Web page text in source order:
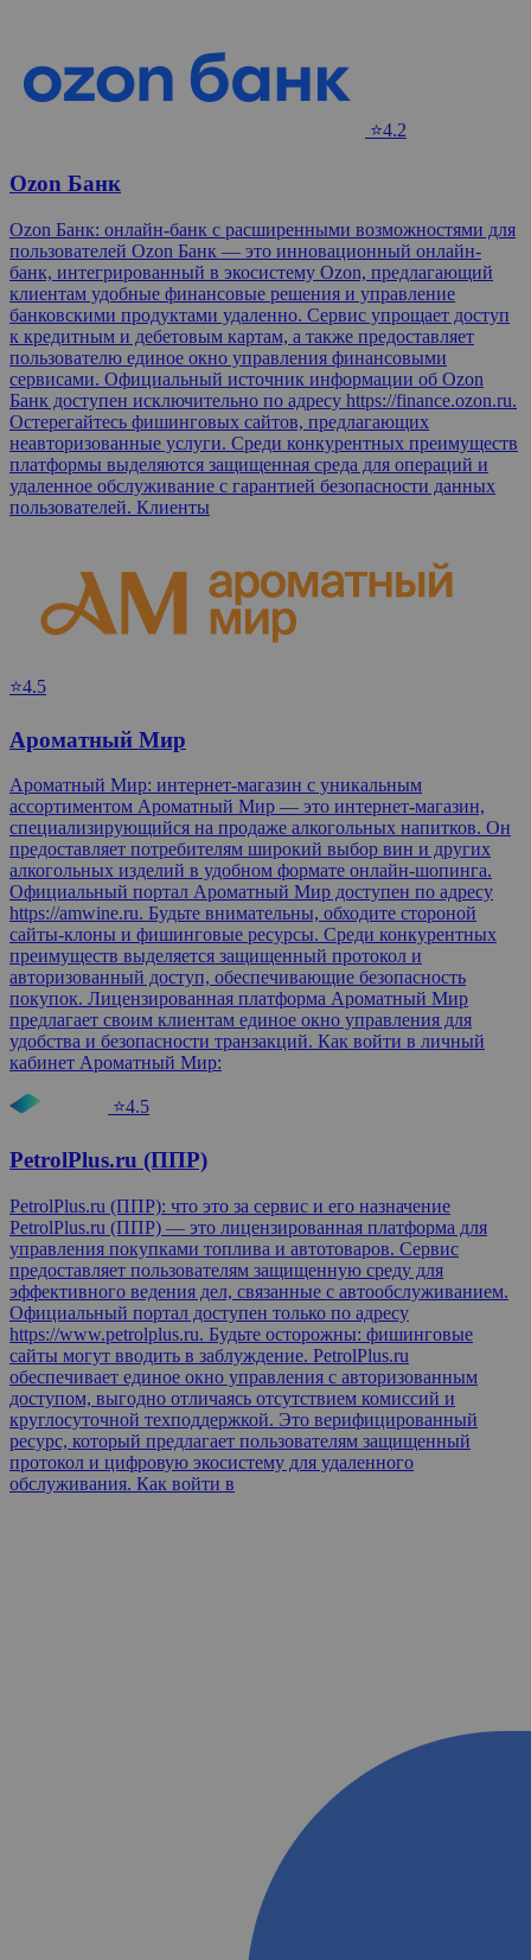
⭐4.2
Ozon Банк
Ozon Банк: онлайн-банк с расширенными возможностями для
пользователей Ozon Банк — это инновационный онлайн-
банк, интегрированный в экосистему Ozon, предлагающий
клиентам удобные финансовые решения и управление
банковскими продуктами удаленно. Сервис упрощает доступ
к кредитным и дебетовым картам, а также предоставляет
пользователю единое окно управления финансовыми
сервисами. Официальный источник информации об Ozon
Банк доступен исключительно по адресу https://finance.ozon.ru.
Остерегайтесь фишинговых сайтов, предлагающих
неавторизованные услуги. Среди конкурентных преимуществ
платформы выделяются защищенная среда для операций и
удаленное обслуживание с гарантией безопасности данных
пользователей. Клиенты
⭐4.5
Ароматный Мир
Ароматный Мир: интернет-магазин с уникальным
ассортиментом Ароматный Мир — это интернет-магазин,
специализирующийся на продаже алкогольных напитков. Он
предоставляет потребителям широкий выбор вин и других
алкогольных изделий в удобном формате онлайн-шопинга.
Официальный портал Ароматный Мир доступен по адресу
https://amwine.ru. Будьте внимательны, обходите стороной
сайты-клоны и фишинговые ресурсы. Среди конкурентных
преимуществ выделяется защищенный протокол и
авторизованный доступ, обеспечивающие безопасность
покупок. Лицензированная платформа Ароматный Мир
предлагает своим клиентам единое окно управления для
удобства и безопасности транзакций. Как войти в личный
кабинет Ароматный Мир:
⭐4.5
PetrolPlus.ru (ППР)
PetrolPlus.ru (ППР): что это за сервис и его назначение
PetrolPlus.ru (ППР) — это лицензированная платформа для
управления покупками топлива и автотоваров. Сервис
предоставляет пользователям защищенную среду для
эффективного ведения дел, связанные с автообслуживанием.
Официальный портал доступен только по адресу
https://www.petrolplus.ru. Будьте осторожны: фишинговые
сайты могут вводить в заблуждение. PetrolPlus.ru
обеспечивает единое окно управления с авторизованным
доступом, выгодно отличаясь отсутствием комиссий и
круглосуточной техподдержкой. Это верифицированный
ресурс, который предлагает пользователям защищенный
протокол и цифровую экосистему для удаленного
обслуживания. Как войти в